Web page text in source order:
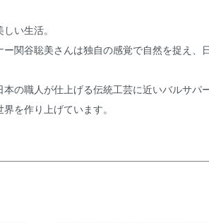
い生活。
関谷聡美さんは独自の感覚で自然を捉え
の職人が仕上げる伝統工芸に近いバルサ
を作り上げています。